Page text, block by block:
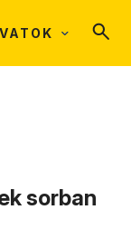
sorban